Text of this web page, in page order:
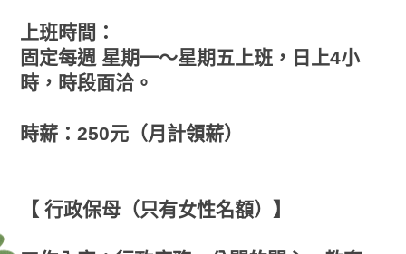
上班時間：
固定每週 星期一～星期五上班，日上4小
時，時段面洽。
時薪：250元（月計領薪）
【 行政保母（只有女性名額）】